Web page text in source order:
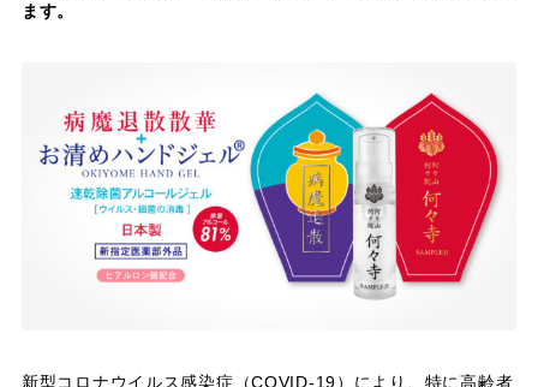
ます。
新型コロナウイルス感染症（COVID-19）により、特に高齢者